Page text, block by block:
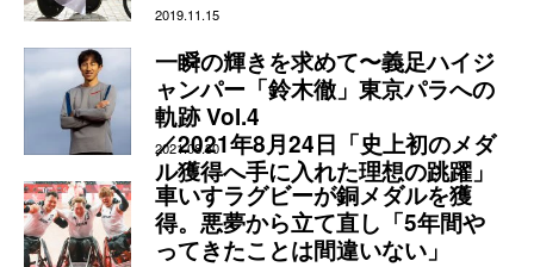
2019.11.15
一瞬の輝きを求めて〜義足ハイジ
ャンパー「鈴木徹」東京パラへの
軌跡 Vol.4
／2021年8月24日「史上初のメダ
ル獲得へ手に入れた理想の跳躍」
2021.08.30
車いすラグビーが銅メダルを獲
得。悪夢から立て直し「5年間や
ってきたことは間違いない」